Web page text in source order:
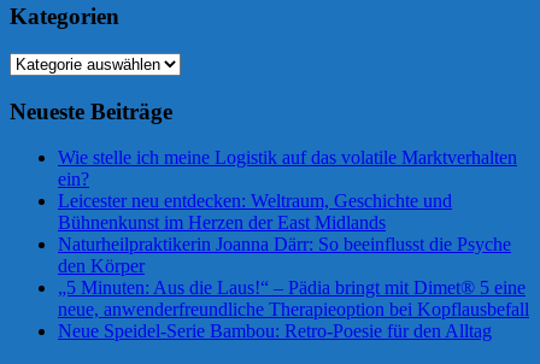
Kategorien
Kategorien
Neueste Beiträge
Wie stelle ich meine Logistik auf das volatile Marktverhalten
ein?
Leicester neu entdecken: Weltraum, Geschichte und
Bühnenkunst im Herzen der East Midlands
Naturheilpraktikerin Joanna Därr: So beeinflusst die Psyche
den Körper
„5 Minuten: Aus die Laus!“ – Pädia bringt mit Dimet® 5 eine
neue, anwenderfreundliche Therapieoption bei Kopflausbefall
Neue Speidel-Serie Bambou: Retro-Poesie für den Alltag